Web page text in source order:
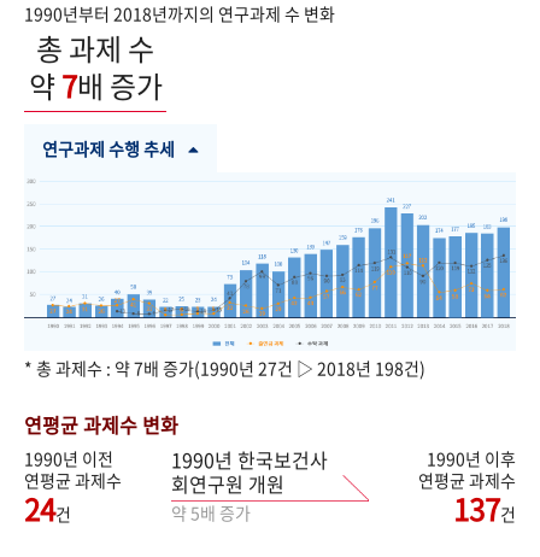
1990년부터 2018년까지의 연구과제 수 변화
총 과제 수
약7배 증가
연구과제 수행 추세
* 총 과제수 : 약 7배 증가(1990년 27건 ▷ 2018년 198건)
연평균 과제수 변화
1990년 이전
연평균 과제수
24건
1990년 한국보건사
회연구원 개원
약 5배 증가
1990년 이후
연평균 과제수
137건